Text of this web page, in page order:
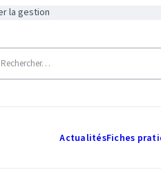
la gestion
ActualitésFiches